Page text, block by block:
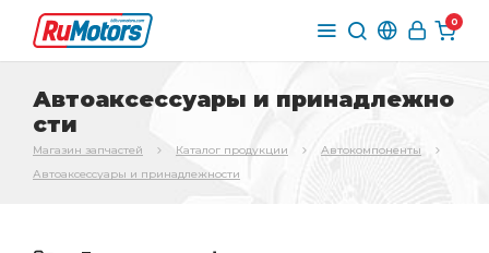
0
Автоаксессуары и принадлежно
сти
Магазин запчастей Каталог продукции
Автокомпоненты
Автоаксессуары и принадлежности